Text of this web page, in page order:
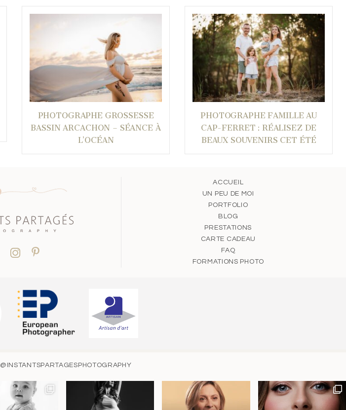
PHOTOGRAPHE GROSSESSE
BASSIN ARCACHON – SÉANCE À
L’OCÉAN
PHOTOGRAPHE FAMILLE AU
CAP-FERRET : RÉALISEZ DE
BEAUX SOUVENIRS CET ÉTÉ
ACCUEIL
UN PEU DE MOI
PORTFOLIO
BLOG
PRESTATIONS
CARTE CADEAU
FAQ
FORMATIONS PHOTO
@INSTANTSPARTAGESPHOTOGRAPHY